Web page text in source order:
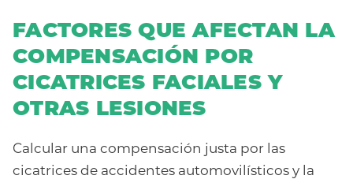
FACTORES QUE AFECTAN LA
COMPENSACIÓN POR
CICATRICES FACIALES Y
OTRAS LESIONES
Calcular una compensación justa por las
cicatrices de accidentes automovilísticos y la